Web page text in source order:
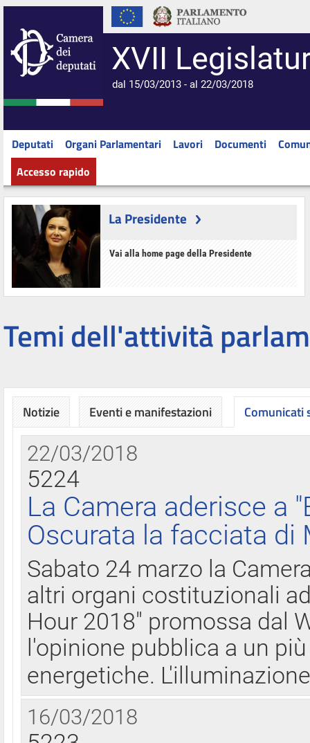
XVII
dal 15/03/2013 - al 22/03/2018
Deputati Organi Parlamentari Lavori Documenti
Accesso rapido
La Presidente
Vai alla home page della Presidente
Temi dell'attività
Notizie Eventi e manifestazioni Comunicati
22/03/2018
5224
La Camera aderisce a
Oscurata la facciata di
Sabato 24 marzo la
altri organi costituzionali
Hour 2018" promossa dal
l'opinione pubblica a un
energetiche.
16/03/2018